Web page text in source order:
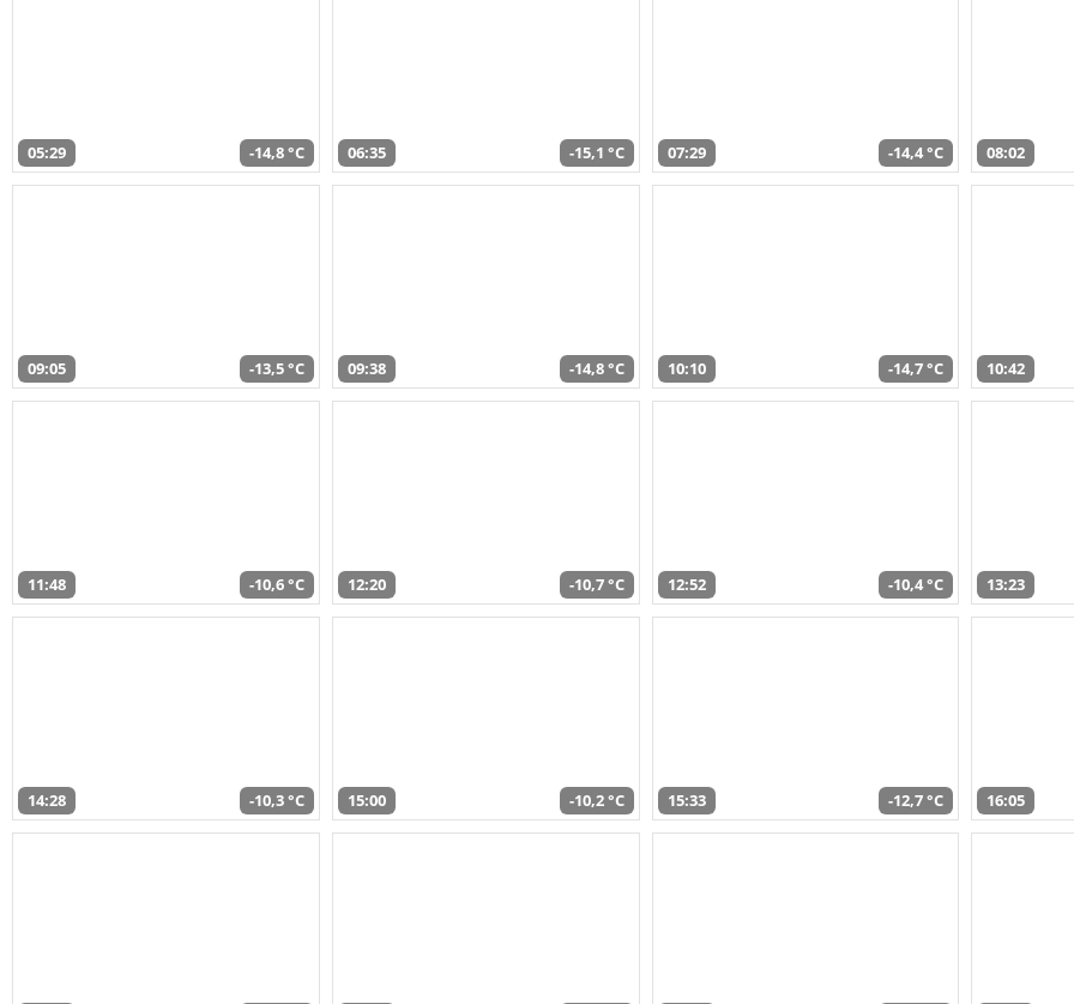
05:29 -14,8 °C 06:35 -15,1 °C 07:29 -14,4 °C 08:02
09:05 -13,5 °C 09:38 -14,8 °C 10:10 -14,7 °C 10:42
11:48 -10,6 °C 12:20 -10,7 °C 12:52 -10,4 °C 13:23
14:28 -10,3 °C 15:00 -10,2 °C 15:33 -12,7 °C 16:05